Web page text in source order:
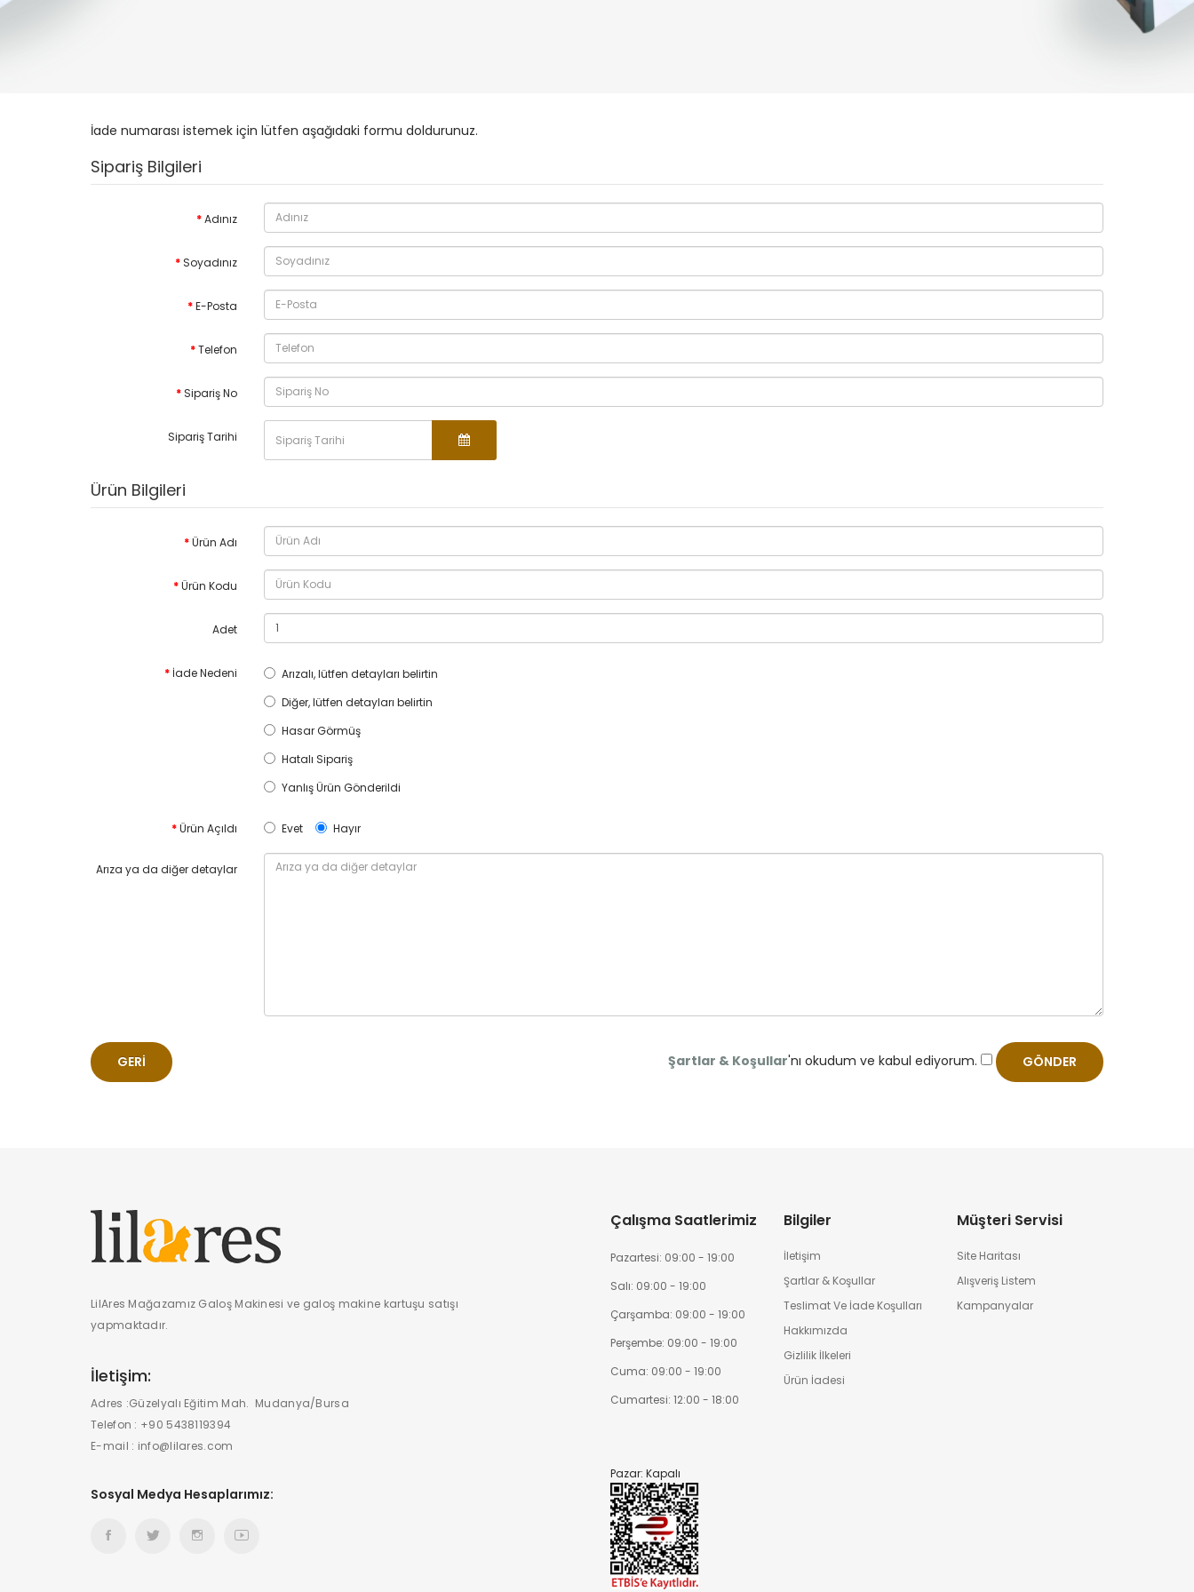
İade numarası istemek için lütfen aşağıdaki formu doldurunuz.
Sipariş Bilgileri
Adınız
Soyadınız
E-Posta
Telefon
Sipariş No
Sipariş Tarihi
Ürün Bilgileri
Ürün Adı
Ürün Kodu
Adet
İade Nedeni
Arızalı, lütfen detayları belirtin
Diğer, lütfen detayları belirtin
Hasar Görmüş
Hatalı Sipariş
Yanlış Ürün Gönderildi
Ürün Açıldı Evet Hayır
Arıza ya da diğer detaylar
GERI Şartlar & Koşullar'nı okudum ve kabul ediyorum.
LilAres Mağazamız Galoş Makinesi ve galoş makine kartuşu satışı
yapmaktadır.
İletişim:
Adres :Güzelyalı Eğitim Mah. Mudanya/Bursa
Telefon : +90 5438119394
E-mail : info@lilares.com
Sosyal Medya Hesaplarımız:
Çalışma Saatlerimiz
Pazartesi: 09:00 - 19:00
Salı: 09:00 - 19:00
Çarşamba: 09:00 - 19:00
Perşembe: 09:00 - 19:00
Cuma: 09:00 - 19:00
Cumartesi: 12:00 - 18:00
Pazar: Kapalı
Bilgiler
İletişim
Şartlar & Koşullar
Teslimat Ve İade Koşulları
Hakkımızda
Gizlilik İlkeleri
Ürün İadesi
Müşteri Servisi
Site Haritası
Alışveriş Listem
Kampanyalar